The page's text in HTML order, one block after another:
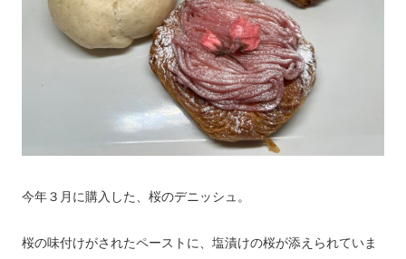
今年３月に購入した、桜のデニッシュ。
桜の味付けがされたペーストに、塩漬けの桜が添えられていま